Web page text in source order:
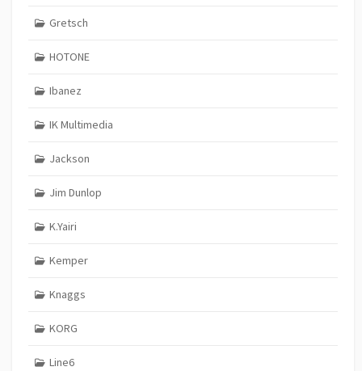
Gretsch
HOTONE
Ibanez
IK Multimedia
Jackson
Jim Dunlop
K.Yairi
Kemper
Knaggs
KORG
Line6